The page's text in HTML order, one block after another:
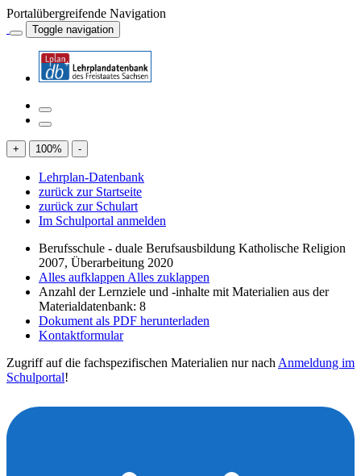
Portalübergreifende Navigation
Toggle navigation
+ 100% -
Lehrplan-Datenbank
zurück zur Startseite
zurück zur Schulart
Im Schulportal anmelden
Berufsschule - duale Berufsausbildung Katholische Religion
2007, Überarbeitung 2020
Alles aufklappen Alles zuklappen
Anzahl der Lernziele und -inhalte mit Materialien aus der
Materialdatenbank: 8
Dokument als PDF herunterladen
Kontaktformular
Zugriff auf die fachspezifischen Materialien nur nach Anmeldung im
Schulportal!